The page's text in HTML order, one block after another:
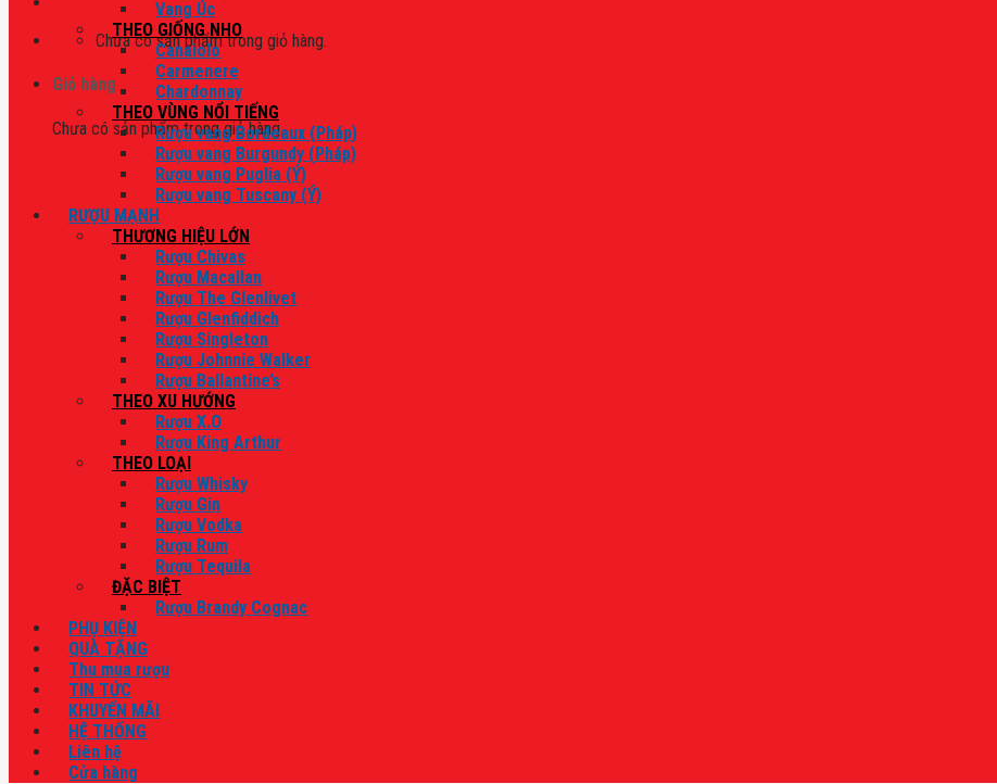
Chưa có sản phẩm trong giỏ hàng.
Giỏ hàng
Chưa có sản phẩm trong giỏ hàng.
Vang Úc
THEO GIỐNG NHO
Canaiolo
Carmenere
Chardonnay
THEO VÙNG NỔI TIẾNG
Rượu vang Bordeaux (Pháp)
Rượu vang Burgundy (Pháp)
Rượu vang Puglia (Ý)
Rượu vang Tuscany (Ý)
RƯỢU MẠNH
THƯƠNG HIỆU LỚN
Rượu Chivas
Rượu Macallan
Rượu The Glenlivet
Rượu Glenfiddich
Rượu Singleton
Rượu Johnnie Walker
Rượu Ballantine’s
THEO XU HƯỚNG
Rượu X.O
Rượu King Arthur
THEO LOẠI
Rượu Whisky
Rượu Gin
Rượu Vodka
Rượu Rum
Rượu Tequila
ĐẶC BIỆT
Rượu Brandy Cognac
PHỤ KIỆN
QUÀ TẶNG
Thu mua rượu
TIN TỨC
KHUYẾN MÃI
HỆ THỐNG
Liên hệ
Cửa hàng